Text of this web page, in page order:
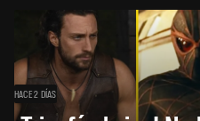
HACE 2 DÍAS